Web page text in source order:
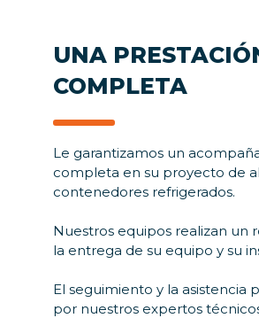
UNA
COMPLETA
Le garantizamos un
completa en su proyecto de
contenedores refrigerados.
Nuestros equipos realizan un
la entrega de su equipo y su
El seguimiento y la asistencia
por nuestros expertos